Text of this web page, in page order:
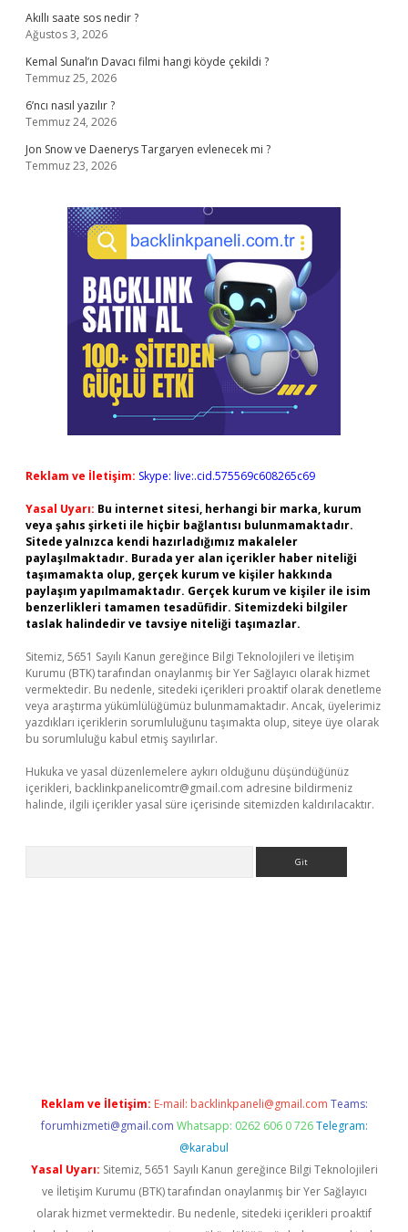
Akıllı saate sos nedir ?
Ağustos 3, 2026
Kemal Sunal’ın Davacı filmi hangi köyde çekildi ?
Temmuz 25, 2026
6’ncı nasıl yazılır ?
Temmuz 24, 2026
Jon Snow ve Daenerys Targaryen evlenecek mi ?
Temmuz 23, 2026
Reklam ve İletişim: Skype: live:.cid.575569c608265c69
Yasal Uyarı: Bu internet sitesi, herhangi bir marka, kurum
veya şahıs şirketi ile hiçbir bağlantısı bulunmamaktadır.
Sitede yalnızca kendi hazırladığımız makaleler
paylaşılmaktadır. Burada yer alan içerikler haber niteliği
taşımamakta olup, gerçek kurum ve kişiler hakkında
paylaşım yapılmamaktadır. Gerçek kurum ve kişiler ile isim
benzerlikleri tamamen tesadüfidir. Sitemizdeki bilgiler
taslak halindedir ve tavsiye niteliği taşımazlar.
Sitemiz, 5651 Sayılı Kanun gereğince Bilgi Teknolojileri ve İletişim
Kurumu (BTK) tarafından onaylanmış bir Yer Sağlayıcı olarak hizmet
vermektedir. Bu nedenle, sitedeki içerikleri proaktif olarak denetleme
veya araştırma yükümlülüğümüz bulunmamaktadır. Ancak, üyelerimiz
yazdıkları içeriklerin sorumluluğunu taşımakta olup, siteye üye olarak
bu sorumluluğu kabul etmiş sayılırlar.
Hukuka ve yasal düzenlemelere aykırı olduğunu düşündüğünüz
içerikleri, backlinkpanelicomtr@gmail.com adresine bildirmeniz
halinde, ilgili içerikler yasal süre içerisinde sitemizden kaldırılacaktır.
Reklam ve İletişim: E-mail: backlinkpaneli@gmail.com Teams:
forumhizmeti@gmail.com Whatsapp: 0262 606 0 726 Telegram:
@karabul
Yasal Uyarı: Sitemiz, 5651 Sayılı Kanun gereğince Bilgi Teknolojileri
ve İletişim Kurumu (BTK) tarafından onaylanmış bir Yer Sağlayıcı
olarak hizmet vermektedir. Bu nedenle, sitedeki içerikleri proaktif